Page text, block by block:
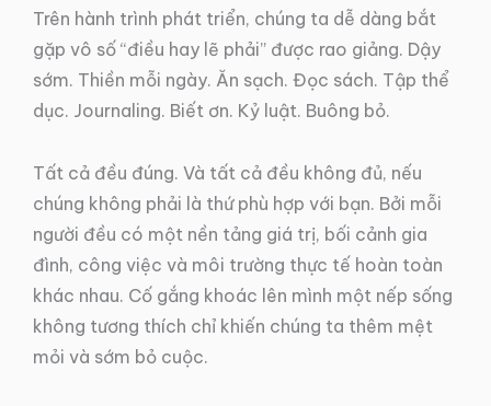
Trên hành trình phát triển, chúng ta dễ dàng bắt
gặp vô số “điều hay lẽ phải” được rao giảng. Dậy
sớm. Thiền mỗi ngày. Ăn sạch. Đọc sách. Tập thể
dục. Journaling. Biết ơn. Kỷ luật. Buông bỏ.
Tất cả đều đúng. Và tất cả đều không đủ, nếu
chúng không phải là thứ phù hợp với bạn. Bởi mỗi
người đều có một nền tảng giá trị, bối cảnh gia
đình, công việc và môi trường thực tế hoàn toàn
khác nhau. Cố gắng khoác lên mình một nếp sống
không tương thích chỉ khiến chúng ta thêm mệt
mỏi và sớm bỏ cuộc.